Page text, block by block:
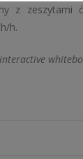
z zeszytami
h.